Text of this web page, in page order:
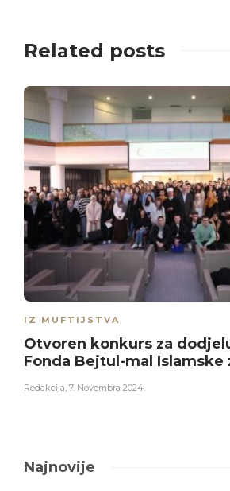
Related posts
IZ MUFTIJSTVA
Otvoren konkurs za
Fonda Bejtul-mal Islamske
Redakcija, 7. Novembra 2024.
Najnovije